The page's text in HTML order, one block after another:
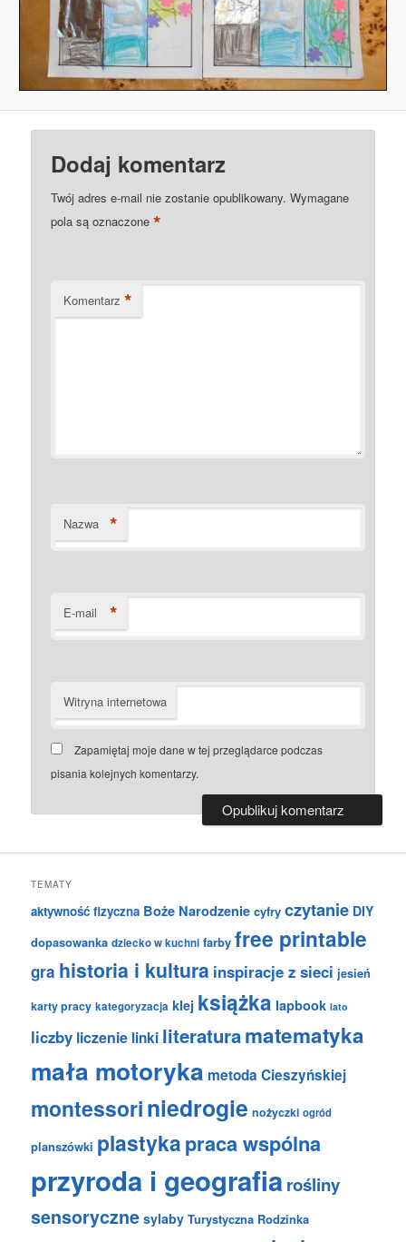
Dodaj komentarz
Twój adres e-mail nie zostanie opublikowany. Wymagane
pola są oznaczone*
Komentarz *
Nazwa *
E-mail *
Witryna internetowa
Zapamiętaj moje dane w tej przeglądarce podczas
pisania kolejnych komentarzy.
TEMATY
aktywność fizyczna Boże Narodzenie cyfry czytanie DIY
dopasowanka dziecko w kuchni farby free printable
gra historia i kultura inspiracje z sieci jesień
karty pracy kategoryzacja klej książka lapbook lato
liczby liczenie linki literaturamatematyka
mała motoryka metoda Cieszyńskiej
montessoriniedrogie nożyczki ogród
planszówki plastykapraca wspólna
przyroda i geografiarośliny
sensoryczne sylaby Turystyczna Rodzinka